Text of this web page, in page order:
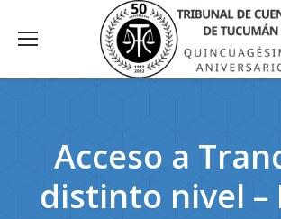
Acceso a
distinto nivel –